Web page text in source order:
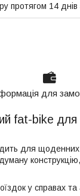
протягом 14 днів
для
fat-bike для
для щоденних
у справах та